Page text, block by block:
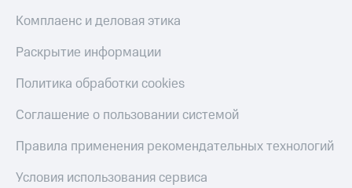
Комплаенс и деловая этика
Раскрытие информации
Политика обработки cookies
Соглашение о пользовании системой
Правила применения рекомендательных технологий
Условия использования сервиса